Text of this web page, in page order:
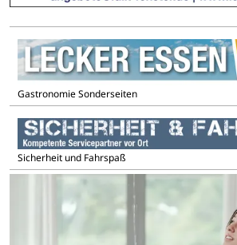
Gastronomie Sonderseiten
Sicherheit und Fahrspaß